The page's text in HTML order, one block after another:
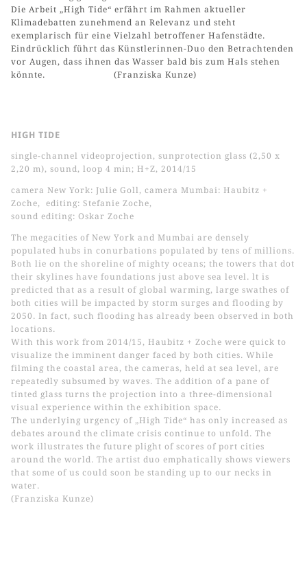
Die Arbeit „High Tide“ erfährt im Rahmen aktueller
Klimadebatten zunehmend an Relevanz und steht
exemplarisch für eine Vielzahl betroffener Hafenstädte.
Eindrücklich führt das Künstlerinnen-Duo den Betrachtenden
vor Augen, dass ihnen das Wasser bald bis zum Hals stehen
könnte. (Franziska Kunze)
HIGH TIDE
single-channel videoprojection, sunprotection glass (2,50 x
2,20 m), sound, loop 4 min; H+Z, 2014/15
camera New York: Julie Goll, camera Mumbai: Haubitz +
Zoche, editing: Stefanie Zoche,
sound editing: Oskar Zoche
The megacities of New York and Mumbai are densely
populated hubs in conurbations populated by tens of millions.
Both lie on the shoreline of mighty oceans; the towers that dot
their skylines have foundations just above sea level. lt is
predicted that as a result of global warming, large swathes of
both cities will be impacted by storm surges and flooding by
2050. In fact, such flooding has already been observed in both
locations.
With this work from 2014/15, Haubitz + Zoche were quick to
visualize the imminent danger faced by both cities. While
filming the coastal area, the cameras, held at sea level, are
repeatedly subsumed by waves. The addition of a pane of
tinted glass turns the pro­jection into a three-dimensional
visual experience within the exhibition space.
The underlying urgency of „High Tide“ has only increased as
debates around the climate crisis continue to unfold. The
work illustrates the future plight of scores of port cities
around the world. The artist duo emphatically shows viewers
that some of us could soon be standing up to our necks in
water.
(Franziska Kunze)